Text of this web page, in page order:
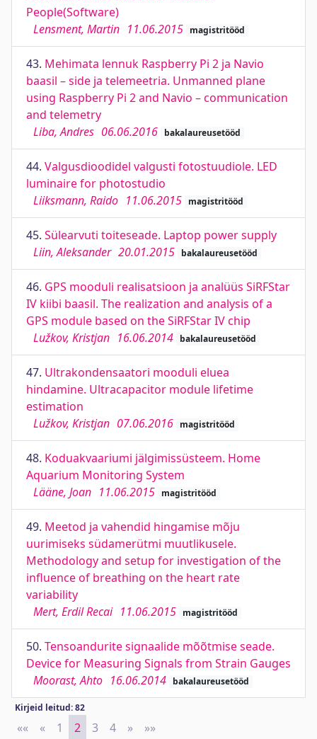
People(Software)
Lensment, Martin 11.06.2015 magistritööd
43. Mehimata lennuk Raspberry Pi 2 ja Navio
baasil – side ja telemeetria. Unmanned plane
using Raspberry Pi 2 and Navio – communication
and telemetry
Liba, Andres 06.06.2016 bakalaureusetööd
44. Valgusdioodidel valgusti fotostuudiole. LED
luminaire for photostudio
Liiksmann, Raido 11.06.2015 magistritööd
45. Sülearvuti toiteseade. Laptop power supply
Liin, Aleksander 20.01.2015 bakalaureusetööd
46. GPS mooduli realisatsioon ja analüüs SiRFStar
IV kiibi baasil. The realization and analysis of a
GPS module based on the SiRFStar IV chip
Lužkov, Kristjan 16.06.2014 bakalaureusetööd
47. Ultrakondensaatori mooduli eluea
hindamine. Ultracapacitor module lifetime
estimation
Lužkov, Kristjan 07.06.2016 magistritööd
48. Koduakvaariumi jälgimissüsteem. Home
Aquarium Monitoring System
Lääne, Joan 11.06.2015 magistritööd
49. Meetod ja vahendid hingamise mõju
uurimiseks südamerütmi muutlikusele.
Methodology and setup for investigation of the
influence of breathing on the heart rate
variability
Mert, Erdil Recai 11.06.2015 magistritööd
50. Tensoandurite signaalide mõõtmise seade.
Device for Measuring Signals from Strain Gauges
Moorast, Ahto 16.06.2014 bakalaureusetööd
Kirjeid leitud: 82
«« First
« Previous
1 2 3 4 » Next
»»